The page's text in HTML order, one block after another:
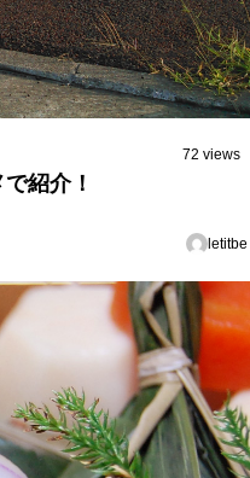
72 views
紹介！
letitbe